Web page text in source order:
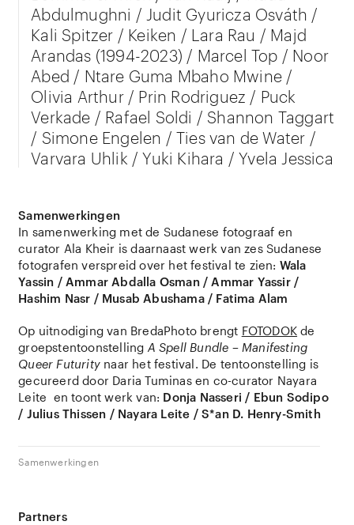
Abdulmughni / Judit Gyuricza Osváth /
Kali Spitzer / Keiken / Lara Rau / Majd
Arandas (1994-2023) / Marcel Top / Noor
Abed / Ntare Guma Mbaho Mwine /
Olivia Arthur / Prin Rodriguez / Puck
Verkade / Rafael Soldi / Shannon Taggart
/ Simone Engelen / Ties van de Water /
Varvara Uhlik / Yuki Kihara / Yvela Jessica
Samenwerkingen
In samenwerking met de Sudanese fotograaf en
curator Ala Kheir is daarnaast werk van zes Sudanese
fotografen verspreid over het festival te zien: Wala
Yassin / Ammar Abdalla Osman / Ammar Yassir /
Hashim Nasr / Musab Abushama / Fatima Alam
Op uitnodiging van BredaPhoto brengt FOTODOK de
groepstentoonstelling A Spell Bundle – Manifesting
Queer Futurity naar het festival. De tentoonstelling is
gecureerd door Daria Tuminas en co-curator Nayara
Leite en toont werk van: Donja Nasseri / Ebun Sodipo
/ Julius Thissen / Nayara Leite / S*an D. Henry-Smith
Samenwerkingen
Partners